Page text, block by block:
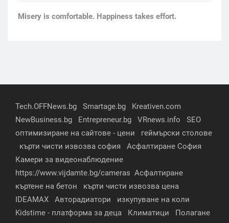
Мisery is comfortable. Happiness takes effort.
Tech.OFFNews.bg Smartage.bg
Kreativen.com
NewBusiness.bg
Entrepreneur.bg VRnews.info
SEO
оптимизиране на сайтове - цени
геймърски столове
кърти чисти извозва софия
Асфалтиране София
Камери за видеонаблюдение
https://www.vijdamte.bg/cameras Асфалтиране
къртене на бетон
кърти чисти извозва цена
IDEAMAX
Авторадиатори
изкупуване на коли
Kidstime - платформа за деца
Климатици
Полагане